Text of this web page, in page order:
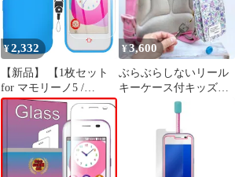
ブルーライトカット)2
¥2,332
【新品】 【1枚セット
for マモリーノ5 /
Mamorino5 KYF40 ガラ
ス フィルム +
Mamorino5 KYF40 ケー
ス カバー + ネックスト
ラップ付】 液晶保護 フ
¥3,600
ぶらぶらしないリール
キーケース付キッズケ
ータイケース紫小花ラ
ミネートキッズ携帯